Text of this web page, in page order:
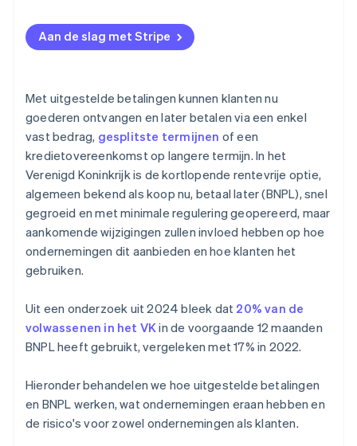
Aan de slag met Stripe
Met uitgestelde betalingen kunnen klanten nu
goederen ontvangen en later betalen via een enkel
vast bedrag, gesplitste termijnen of een
kredietovereenkomst op langere termijn. In het
Verenigd Koninkrijk is de kortlopende rentevrije optie,
algemeen bekend als koop nu, betaal later (BNPL), snel
gegroeid en met minimale regulering geopereerd, maar
aankomende wijzigingen zullen invloed hebben op hoe
ondernemingen dit aanbieden en hoe klanten het
gebruiken.
Uit een onderzoek uit 2024 bleek dat 20% van de
volwassenen in het VKin de voorgaande 12 maanden
BNPL heeft gebruikt, vergeleken met 17% in 2022.
Hieronder behandelen we hoe uitgestelde betalingen
en BNPL werken, wat ondernemingen eraan hebben en
de risico's voor zowel ondernemingen als klanten.